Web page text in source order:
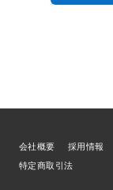
会社概要 採用情報
特定商取引法